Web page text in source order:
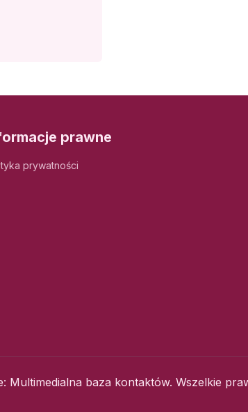
prawne
prywatności
Multimedialna baza kontaktów. Wszelkie